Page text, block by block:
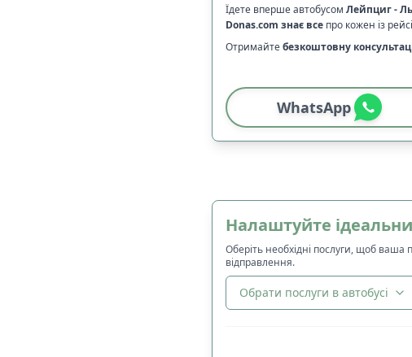
Їдете вперше автобусом Лейпциг-
Donas.com знає все про кожен із
Отримайтебезкоштовну
WhatsApp
Налаштуйте
Оберіть необхідні послуги, щоб
відправлення.
Обрати послуги в автобусі